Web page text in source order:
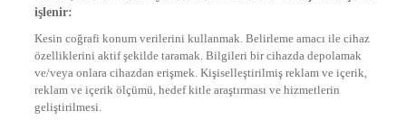
kralmuzik.com.tr
işlenir:
Kesin coğrafi konum verilerini kullanmak. Belirleme amacı ile cihaz
özelliklerini aktif şekilde taramak. Bilgileri bir cihazda depolamak
ve/veya onlara cihazdan erişmek. Kişiselleştirilmiş reklam ve içerik,
reklam ve içerik ölçümü, hedef kitle araştırması ve hizmetlerin
geliştirilmesi.